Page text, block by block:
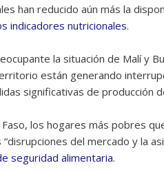
han reducido aún más la
indicadores nutricionales.
la situación de Malí y
están generando
significativas de producción
Faso, los hogares más pobres
del mercado y la
seguridad alimentaria.